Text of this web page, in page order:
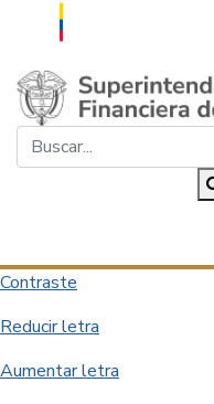
Saltar al contenido principal
Contraste
Reducir letra
Aumentar letra